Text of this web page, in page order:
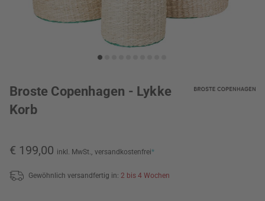
Broste Copenhagen - Lykke
Korb
€ 199,00 inkl. MwSt., versandkostenfrei*
Gewöhnlich versandfertig in: 2 bis 4 Wochen